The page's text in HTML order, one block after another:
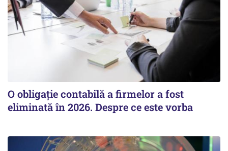
O obligație contabilă a firmelor a fost
eliminată în 2026. Despre ce este vorba